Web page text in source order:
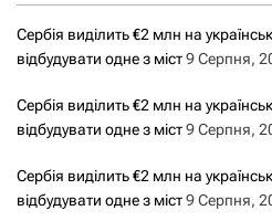
Сербія виділить €2 млн на
відбудувати одне з міст9 Серпня,
Сербія виділить €2 млн на
відбудувати одне з міст9 Серпня,
Сербія виділить €2 млн на
відбудувати одне з міст9 Серпня,